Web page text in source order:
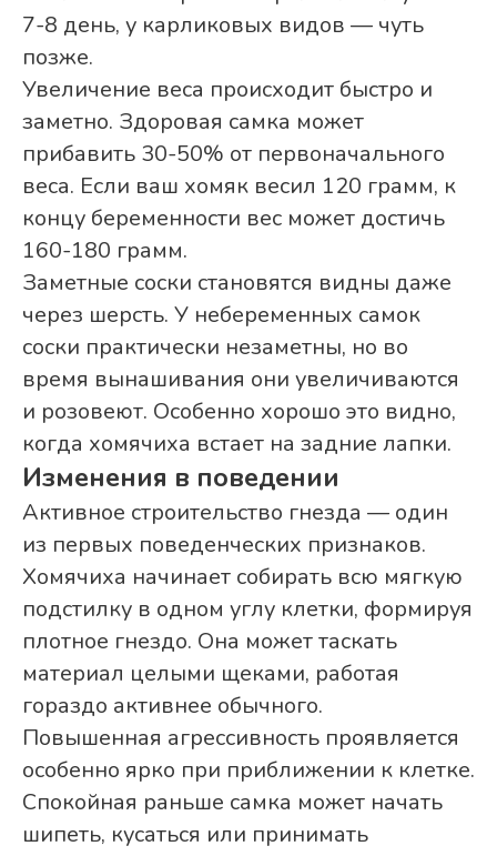
7-8 день, у карликовых видов — чуть
позже.
Увеличение веса происходит быстро и
заметно. Здоровая самка может
прибавить 30-50% от первоначального
веса. Если ваш хомяк весил 120 грамм, к
концу беременности вес может достичь
160-180 грамм.
Заметные соски становятся видны даже
через шерсть. У небеременных самок
соски практически незаметны, но во
время вынашивания они увеличиваются
и розовеют. Особенно хорошо это видно,
когда хомячиха встает на задние лапки.
Изменения в поведении
Активное строительство гнезда — один
из первых поведенческих признаков.
Хомячиха начинает собирать всю мягкую
подстилку в одном углу клетки, формируя
плотное гнездо. Она может таскать
материал целыми щеками, работая
гораздо активнее обычного.
Повышенная агрессивность проявляется
особенно ярко при приближении к клетке.
Спокойная раньше самка может начать
шипеть, кусаться или принимать